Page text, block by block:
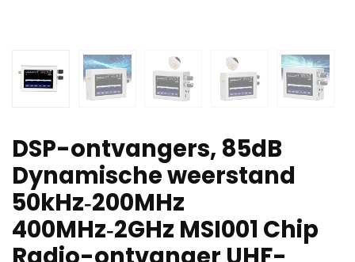
DSP-ontvangers, 85dB
Dynamische weerstand
50kHz‑200MHz
400MHz‑2GHz MSI001 Chip